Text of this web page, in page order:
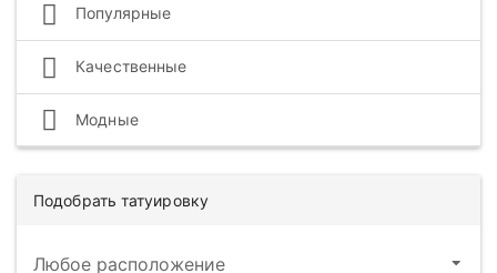
Популярные
Качественные
Модные
Подобрать татуировку